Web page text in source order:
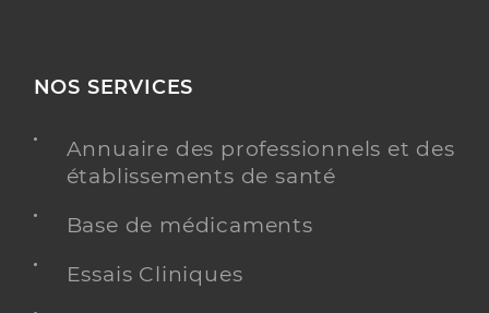
NOS SERVICES
Annuaire des professionnels et des
établissements de santé
Base de médicaments
Essais Cliniques